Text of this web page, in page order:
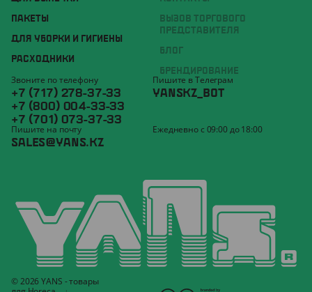
ПАКЕТЫ
ДЛЯ УБОРКИ И ГИГИЕНЫ
РАСХОДНИКИ
ВЫЗОВ ТОРГОВОГО
ПРЕДСТАВИТЕЛЯ
БЛОГ
БРЕНДИРОВАНИЕ
Звоните по телефону
+7 (717) 278-37-33
+7 (800) 004-33-33
+7 (701) 073-37-33
Пишите в Телеграм
YANSKZ_BOT
Пишите на почту
SALES@YANS.KZ
Ежедневно с 09:00 до 18:00
© 2026 YANS - товары